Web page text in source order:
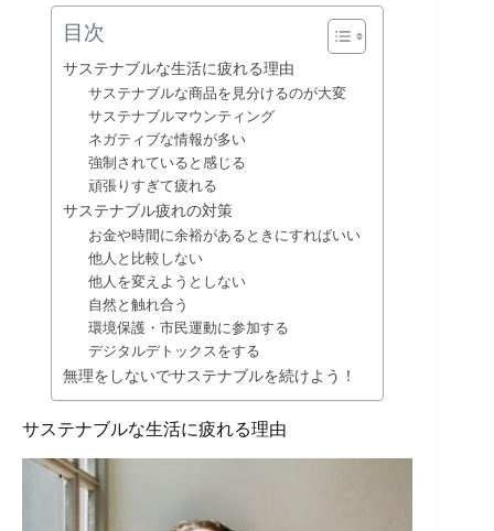
目次
サステナブルな生活に疲れる理由
サステナブルな商品を見分けるのが大変
サステナブルマウンティング
ネガティブな情報が多い
強制されていると感じる
頑張りすぎて疲れる
サステナブル疲れの対策
お金や時間に余裕があるときにすればいい
他人と比較しない
他人を変えようとしない
自然と触れ合う
環境保護・市民運動に参加する
デジタルデトックスをする
無理をしないでサステナブルを続けよう！
サステナブルな生活に疲れる理由